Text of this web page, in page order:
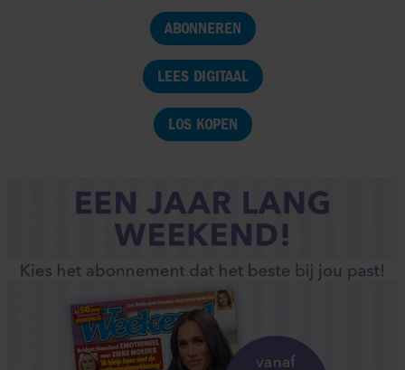
ABONNEREN
LEES DIGITAAL
LOS KOPEN